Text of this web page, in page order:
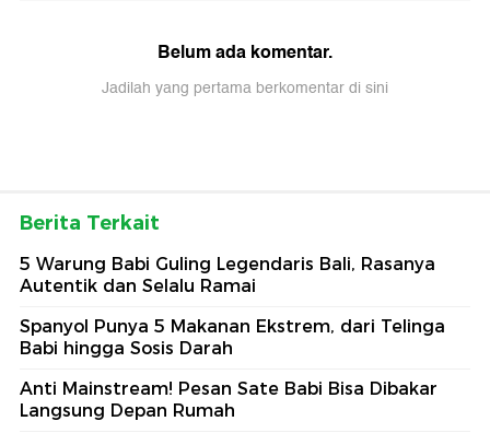
Belum ada komentar.
Jadilah yang pertama berkomentar di sini
Berita Terkait
5 Warung Babi Guling Legendaris Bali, Rasanya
Autentik dan Selalu Ramai
Spanyol Punya 5 Makanan Ekstrem, dari Telinga
Babi hingga Sosis Darah
Anti Mainstream! Pesan Sate Babi Bisa Dibakar
Langsung Depan Rumah